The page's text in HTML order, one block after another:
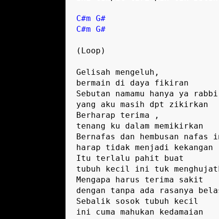
C#m G#
C#m G#
(Loop)
Gelisah mengeluh,
bermain di daya fikiran
Sebutan namamu hanya ya rabbi
yang aku masih dpt zikirkan
Berharap terima ,
tenang ku dalam memikirkan
Bernafas dan hembusan nafas
harap tidak menjadi kekangan
Itu terlalu pahit buat
tubuh kecil ini tuk
Mengapa harus terima sakit
dengan tanpa ada rasanya
Sebalik sosok tubuh kecil
ini cuma mahukan kedamaian